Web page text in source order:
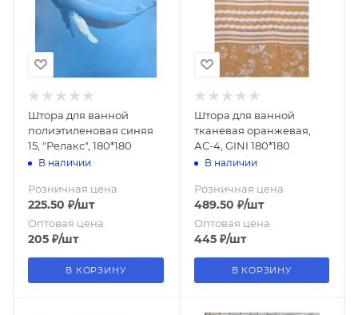
Штора для ванной
полиэтиленовая синяя
15, "Релакс", 180*180
В наличии
Розничная цена
225.50 ₽/шт
Оптовая цена
205 ₽/шт
В КОРЗИНУ
Штора для ванной
тканевая оранжевая,
АС-4, GINI 180*180
В наличии
Розничная цена
489.50 ₽/шт
Оптовая цена
445₽/шт
В КОРЗИНУ